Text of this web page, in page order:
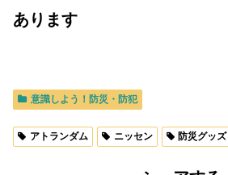
あります
意識しよう！防災・防犯
アトランダム ニッセン 防災グッズ